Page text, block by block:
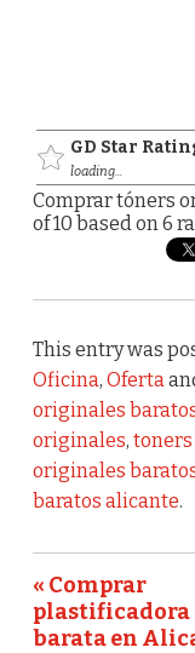
GD Star
loading...
Comprar tóners
of10 based on 6
This entry was
Oficina, Oferta
originales
originales,
originales
baratos alicante.
« Comprar
plastificadora
barata en